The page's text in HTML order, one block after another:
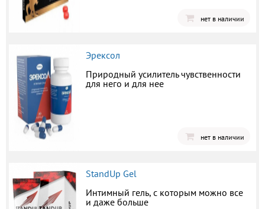
нет в наличии
Эрексол
Природный усилитель чувственности
для него и для нее
нет в наличии
StandUp Gel
Интимный гель, с которым можно все
и даже больше